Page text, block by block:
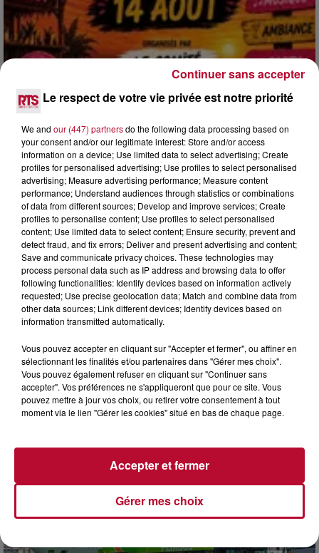
3 août 2026
SOIRÉE DJ PLAYA
3 août 2026
NOS IDÉES DE SORTIES POUR CETTE SEMAINE
Début août, c’est le cœur de l’été. La semaine débute, et
comme tous les lundis de l’été, on ouvre l’agenda qui est
encore bien rempli ! Entre sessions...
Le respect de votre vie privée est notre priorité
We and our (447) partnersdo the following data processing based on
your consent and/or our legitimate interest: Store and/or access
information on a device; Use limited data to select advertising; Create
profiles for personalised advertising; Use profiles to select personalised
advertising; Measure advertising performance; Measure content
performance; Understand audiences through statistics or combinations
of data from different sources; Develop and improve services; Create
profiles to personalise content; Use profiles to select personalised
content; Use limited data to select content; Ensure security, prevent and
detect fraud, and fix errors; Deliver and present advertising and content;
Save and communicate privacy choices. These technologies may
process personal data such as IP address and browsing data to offer
following functionalities: Identify devices based on information actively
requested; Use precise geolocation data; Match and combine data from
other data sources; Link different devices; Identify devices based on
information transmitted automatically.
Vous pouvez accepter en cliquant sur "Accepter et fermer", ou affiner en
sélectionnant les finalités et/ou partenaires dans "Gérer mes choix".
Vous pouvez également refuser en cliquant sur "Continuer sans
accepter". Vos préférences ne s'appliqueront que pour ce site. Vous
pouvez mettre à jour vos choix, ou retirer votre consentement à tout
moment via le lien "Gérer les cookies" situé en bas de chaque page.
Gérer mes choix
Accepter et fermer
Continuer sans accepter